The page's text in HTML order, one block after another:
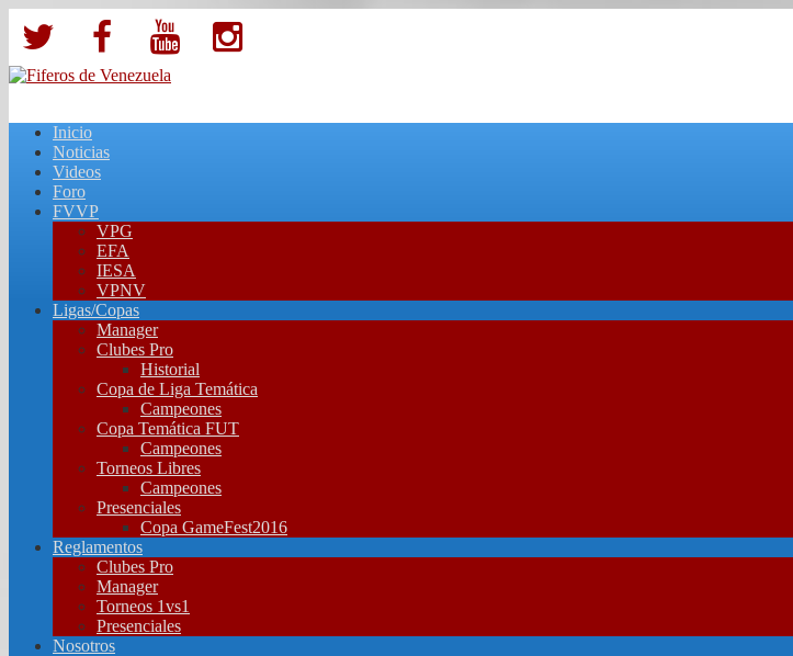
Inicio
Noticias
Videos
Foro
FVVP
VPG
EFA
IESA
VPNV
Ligas/Copas
Manager
Clubes Pro
Historial
Copa de Liga Temática
Campeones
Copa Temática FUT
Campeones
Torneos Libres
Campeones
Presenciales
Copa GameFest2016
Reglamentos
Clubes Pro
Manager
Torneos 1vs1
Presenciales
Nosotros